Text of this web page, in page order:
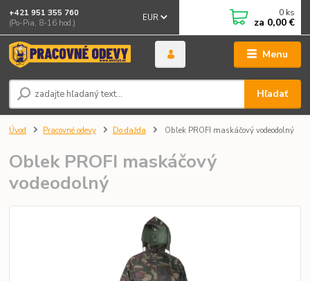
Menu
EUR
Hľadať
+421 951 355 760
(Po-Pia, 8-16 hod.)
0 ks
za 0,00 €
Úvod Pracovné odevy Do dažda Oblek PROFI maskáčový vodeodolný
Oblek PROFI maskáčový
vodeodolný